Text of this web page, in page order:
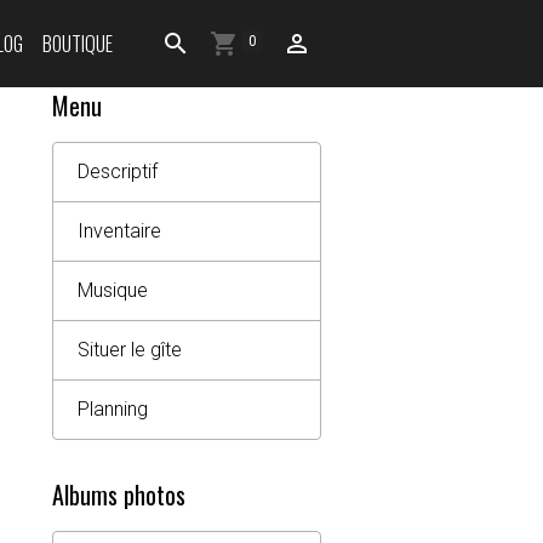
BOUTIQUE 0
Menu
Descriptif
Inventaire
Musique
Situer le gîte
Planning
Albums photos